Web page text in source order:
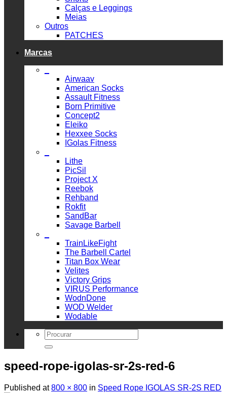
Calças e Leggings
Meias
Outros
PATCHES
Marcas
Airwaav
American Socks
Assault Fitness
Born Primitive
Concept2
Eleiko
Hexxee Socks
IGolas Fitness
Lithe
PicSil
Project X
Reebok
Rehband
Rokfit
SandBar
Savage Barbell
TrainLikeFight
The Barbell Cartel
Titan Box Wear
Velites
Victory Grips
VIRUS Performance
WodnDone
WOD Welder
Wodable
Search
for:
speed-rope-igolas-sr-2s-red-6
Published at800 × 800 in Speed Rope IGOLAS SR-2S RED